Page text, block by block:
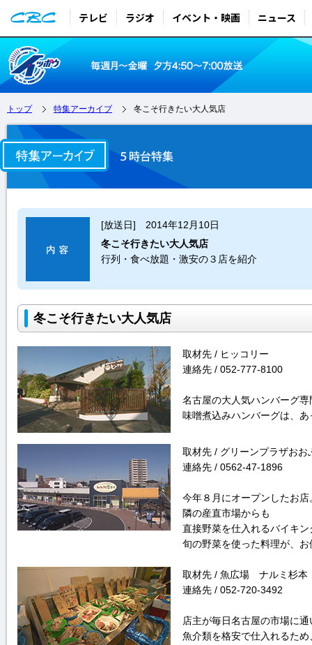
テレビ ラジオ イベント・映画 ニュース
トップ 特集アーカイブ 冬こそ行きたい大人気店
[放送日] 2014年12月10日
冬こそ行きたい大人気店
行列・食べ放題・激安の３店を紹介
冬こそ行きたい大人気店
取材先 / ヒッコリー
連絡先 / 052-777-8100
名古屋の大人気ハンバーグ専
味噌煮込みハンバーグは、
取材先 / グリーンプラザお
連絡先 / 0562-47-1896
今年８月にオープンしたお店
隣の産直市場からも
直接野菜を仕入れるバイキン
旬の野菜を使った料理が、
取材先 / 魚広場 ナルミ杉本
連絡先 / 052-720-3492
店主が毎日名古屋の市場に通
魚介類を格安で仕入れるため